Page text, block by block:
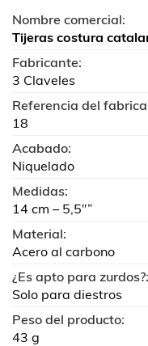
Nombre comercial:
Tijeras costura
Fabricante:
3 Claveles
Referencia del
18
Acabado:
Niquelado
Medidas:
14 cm – 5,5″”
Material:
Acero al carbono
¿Es apto para zurdos?:
Solo para diestros
Peso del producto:
43 g